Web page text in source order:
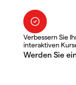
Verbessern Sie
interaktiven